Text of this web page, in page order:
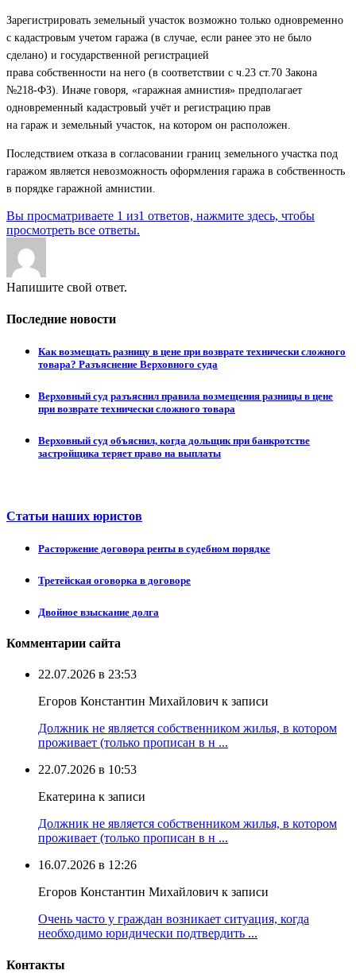
Зарегистрировать земельный участок возможно только одновременно
с кадастровым учетом гаража (в случае, если ранее это не было
сделано) и государственной регистрацией
права собственности на него (в соответствии с ч.23 ст.70 Закона
№218-ФЗ). Иначе говоря, «гаражная амнистия» предполагает
одновременный кадастровый учёт и регистрацию прав
на гараж и земельный участок, на котором он расположен.
Последствием отказа в согласовании границ земельного участка под
гаражом является невозможность оформления гаража в собственность
в порядке гаражной амнистии.
Вы просматриваете 1 из1 ответов, нажмите здесь, чтобы
просмотреть все ответы.
Напишите свой ответ.
Последние новости
Как возмещать разницу в цене при возврате технически сложного
товара? Разъяснение Верховного суда
Верховный суд разъяснил правила возмещения разницы в цене
при возврате технически сложного товара
Верховный суд объяснил, когда дольщик при банкротстве
застройщика теряет право на выплаты
Статьи наших юристов
Расторжение договора ренты в судебном порядке
Третейская оговорка в договоре
Двойное взыскание долга
Комментарии сайта
22.07.2026 в 23:53
Егоров Константин Михайлович к записи
Должник не является собственником жилья, в котором
проживает (только прописан в н ...
22.07.2026 в 10:53
Екатерина к записи
Должник не является собственником жилья, в котором
проживает (только прописан в н ...
16.07.2026 в 12:26
Егоров Константин Михайлович к записи
Очень часто у граждан возникает ситуация, когда
необходимо юридически подтвердить ...
Контакты